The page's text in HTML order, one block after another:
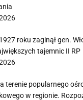
roku zaginął gen.
tajemnic II RP
terenie popularnego
w regionie.